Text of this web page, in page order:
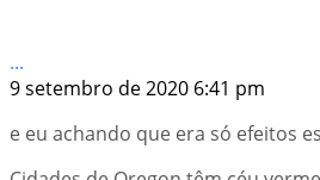
...
9 setembro de 2020 6:41 pm
e eu achando que era só efeitos